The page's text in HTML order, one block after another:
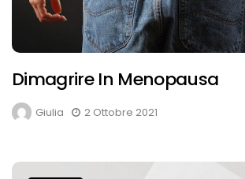
Dimagrire In Menopausa
Giulia 2 Ottobre 2021